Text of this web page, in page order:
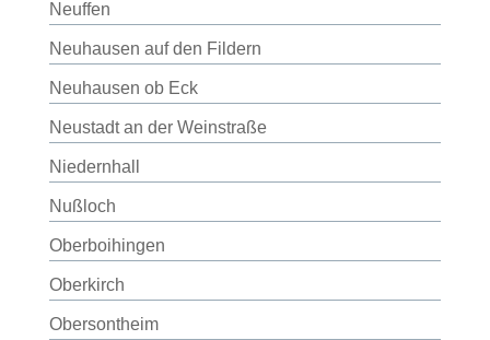
Neuffen
Neuhausen auf den Fildern
Neuhausen ob Eck
Neustadt an der Weinstraße
Niedernhall
Nußloch
Oberboihingen
Oberkirch
Obersontheim